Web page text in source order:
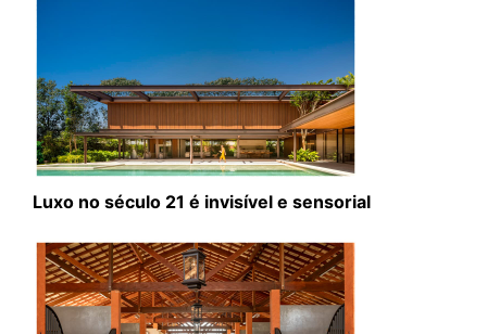
Luxo no século 21 é invisível e sensorial